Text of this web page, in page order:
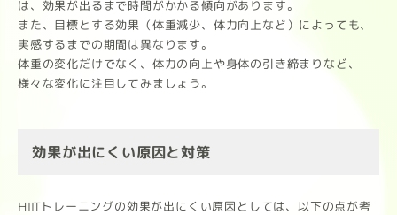
は、効果が出るまで時間がかかる傾向があります。
また、目標とする効果（体重減少、体力向上など）によっても、
実感するまでの期間は異なります。
体重の変化だけでなく、体力の向上や身体の引き締まりなど、
様々な変化に注目してみましょう。
効果が出にくい原因と対策
HIITトレーニングの効果が出にくい原因としては、以下の点が考